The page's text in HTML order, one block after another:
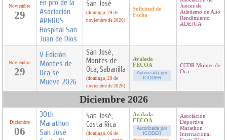
Noviembre
29
en pro de la
Asociación
APHROS
Hospital San
Juan de Dios
San José
(domingo, 29 de
noviembre de 2026)
Solicitud de
Fecha
Jueces de
Atletismo de Alto
Rendimiento
ADEJUA
Noviembre
29
V Edición
Montes de
Oca se
Mueve 2026
San José,
Montes de
Oca, Sabanilla
(domingo, 29 de
noviembre de 2026)
Avalada
FECOA
Autorizada por
ICODER
CCDR Montes de
Oca
Diciembre 2026
Diciembre
06
30th
Marathon
San José
San José,
Costa Rica
(domingo, 06 de
Avalada
FECOA
Autorizada por
ICODER
Asociación
Deportiva
Marathon
Internacional